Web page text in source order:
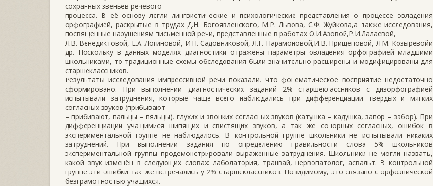
сохранных звеньев речевого
процесса. В её основу легли лингвистические и психологические представления о процессе овладения
орфографией, раскрытые в трудах Д.Н. Богоявленского, М.Р. Львова, С.Ф. Жуйкова,а также исследования,
посвященные нарушениям письменной речи, представленные в работах О.И.Азовой,Р.И.Лалаевой,
Л.В. Венедиктовой, Е.А. Логиновой, И.Н. Садовниковой, Л.Г. Парамоновой,И.В. Прищеповой, Л.М. Козыревойи
др. Поскольку в данных моделях диагностики отражены параметры овладения орфографией младшими
школьниками, то традиционные схемы обследования были значительно расширены и модифицированы для
старшеклассников.
Результаты исследования импрессивной речи показали, что фонематическое восприятие недостаточно
сформировано. При выполнении диагностических заданий 2% старшеклассников с дизорфографией
испытывали затруднения, которые чаще всего наблюдались при дифференциации твёрдых и мягких
согласных звуков (прибывают
– прибивают, пальцы – пяльцы), глухих и звонких согласных звуков (катушка – кадушка, запор – забор). При
дифференциации учащимися шипящих и свистящих звуков, а так же сонорных согласных, ошибок в
экспериментальной группе не наблюдалось. В контрольной группе школьники не испытывали никаких
затруднений. При выполнении задания по определению правильности слова 5% школьников
экспериментальной группы продемонстрировали выраженные затруднения. Школьники не могли назвать,
какой звук изменён в следующих словах: лаболатория, транвай, нервопатолог, асвальт. В контрольной
группе эти ошибки так же встречались у 2% старшеклассников. Повидимому, это связано с орфоэпической
безграмотностью учащихся.